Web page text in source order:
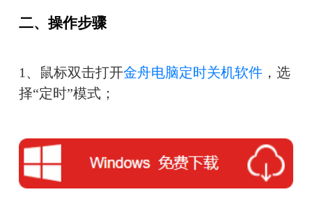
二、操作步骤
1、鼠标双击打开金舟电脑定时关机软件，选
择“定时”模式；